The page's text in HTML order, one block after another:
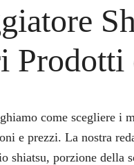
come scegliere i
e prezzi. La nostra
shiatsu, porzione della